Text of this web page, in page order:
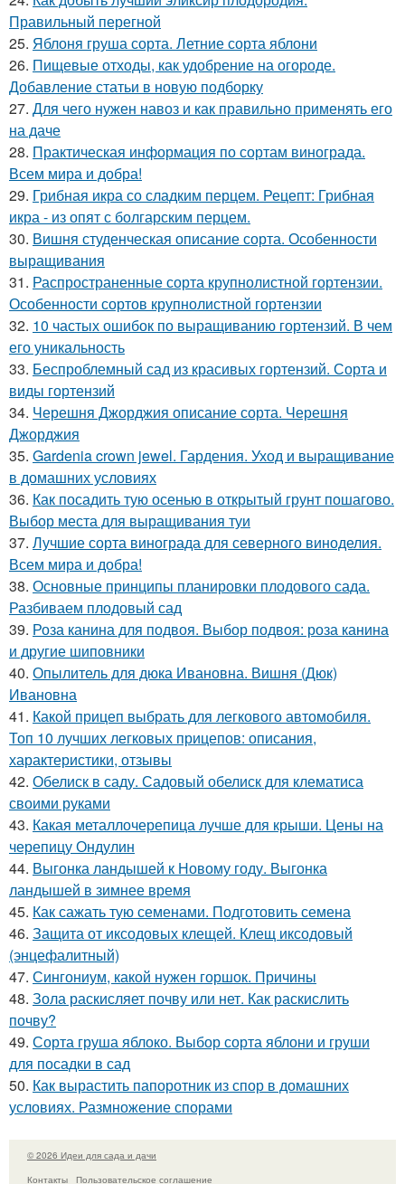
Правильный перегной
25. Яблоня груша сорта. Летние сорта яблони
26. Пищевые отходы, как удобрение на огороде.
Добавление статьи в новую подборку
27. Для чего нужен навоз и как правильно применять его
на даче
28. Практическая информация по сортам винограда.
Всем мира и добра!
29. Грибная икра со сладким перцем. Рецепт: Грибная
икра - из опят с болгарским перцем.
30. Вишня студенческая описание сорта. Особенности
выращивания
31. Распространенные сорта крупнолистной гортензии.
Особенности сортов крупнолистной гортензии
32. 10 частых ошибок по выращиванию гортензий. В чем
его уникальность
33. Беспроблемный сад из красивых гортензий. Сорта и
виды гортензий
34. Черешня Джорджия описание сорта. Черешня
Джорджия
35. Gardenia crown jewel. Гардения. Уход и выращивание
в домашних условиях
36. Как посадить тую осенью в открытый грунт пошагово.
Выбор места для выращивания туи
37. Лучшие сорта винограда для северного виноделия.
Всем мира и добра!
38. Основные принципы планировки плодового сада.
Разбиваем плодовый сад
39. Роза канина для подвоя. Выбор подвоя: роза канина
и другие шиповники
40. Опылитель для дюка Ивановна. Вишня (Дюк)
Ивановна
41. Какой прицеп выбрать для легкового автомобиля.
Топ 10 лучших легковых прицепов: описания,
характеристики, отзывы
42. Обелиск в саду. Садовый обелиск для клематиса
своими руками
43. Какая металлочерепица лучше для крыши. Цены на
черепицу Ондулин
44. Выгонка ландышей к Новому году. Выгонка
ландышей в зимнее время
45. Как сажать тую семенами. Подготовить семена
46. Защита от иксодовых клещей. Клещ иксодовый
(энцефалитный)
47. Сингониум, какой нужен горшок. Причины
48. Зола раскисляет почву или нет. Как раскислить
почву?
49. Сорта груша яблоко. Выбор сорта яблони и груши
для посадки в сад
50. Как вырастить папоротник из спор в домашних
условиях. Размножение спорами
© 2026 Идеи для сада и дачи
Контакты
Пользовательское соглашение